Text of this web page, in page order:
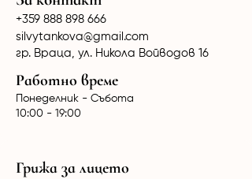
+359 888 898 666
silvytankova@gmail.com
гр. Враца, ул. Никола Войводов 16
Работно време
Понеделник - Събота
10:00 - 19:00
Грижа за лицето